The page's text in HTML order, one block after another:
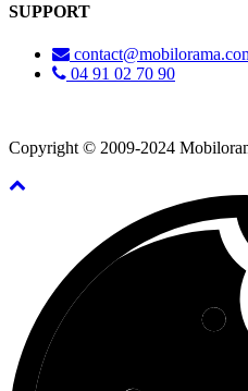
SUPPORT
04 91 02 70 90
Copyright © 2009-2024